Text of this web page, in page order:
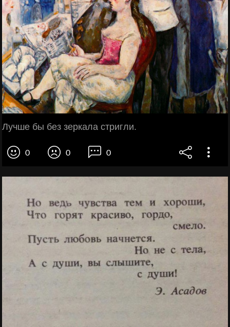
Лучше бы без зеркала стригли.
0 0 0